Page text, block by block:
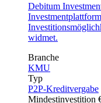
Debitum
widmet.
Branche
KMU
Typ
P2P-Kreditvergabe
Mindestinvestition